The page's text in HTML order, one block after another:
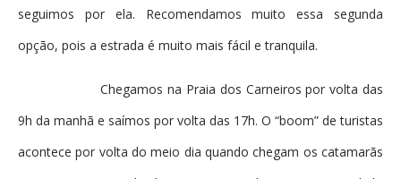
seguimos por ela. Recomendamos muito essa segunda
opção, pois a estrada é muito mais fácil e tranquila.
Chegamos na Praia dos Carneiros por volta das
9h da manhã e saímos por volta das 17h. O “boom” de turistas
acontece por volta do meio dia quando chegam os catamarãs